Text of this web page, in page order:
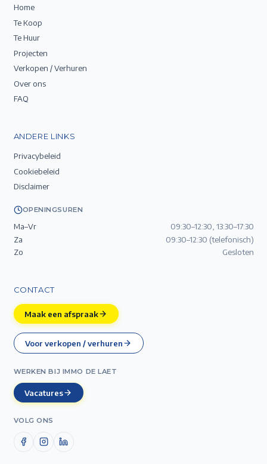
Home
Te Koop
Te Huur
Projecten
Verkopen / Verhuren
Over ons
FAQ
ANDERE LINKS
Privacybeleid
Cookiebeleid
Disclaimer
OPENINGSUREN
Ma–Vr
09:30–12:30, 13:30–17:30
Za
09:30–12:30 (telefonisch)
Zo
Gesloten
CONTACT
Maak een afspraak
Voor verkopen / verhuren
WERKEN BIJ IMMO DE LAET
Vacatures
VOLG ONS